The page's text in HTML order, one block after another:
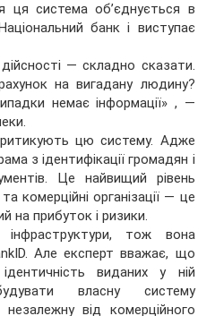
ця система об’єднується в
банк і виступає
— складно сказати.
на вигадану людину?
немає інформації» , —
цю систему. Адже
з ідентифікації громадян і
Це найвищий рівень
комерційні організації — це
на прибуток і ризики.
тож вона
Але експерт вважає, що
виданих у ній
власну систему
незалежну від комерційного